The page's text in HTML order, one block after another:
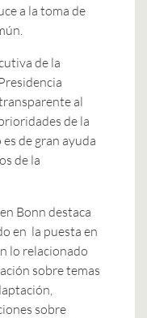
a la toma de
de la
al
de la
de gran ayuda
de la
Bonn destaca
en la puesta en
lo relacionado
sobre temas
sobre